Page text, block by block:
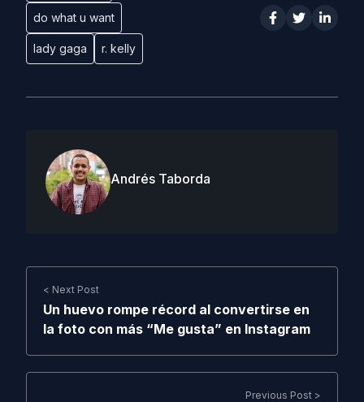
do what u want
lady gaga r. kelly
Andrés Taborda
< Next Post
Un huevo rompe récord al convertirse en
la foto con más “Me gusta” en Instagram
Previous Post >